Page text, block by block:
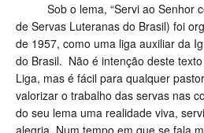
Sob o lema, “Servi ao Senhor
de Servas Luteranas do Brasil) foi
de 1957, como uma liga auxiliar da
do Brasil. Não é intenção deste
Liga, mas é fácil para qualquer
valorizar o trabalho das servas nas
do seu lema uma realidade viva,